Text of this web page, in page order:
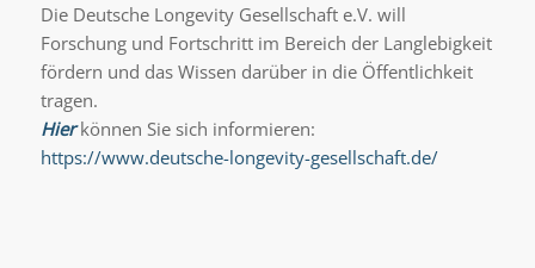
Die Deutsche Longevity Gesellschaft e.V. will
Forschung und Fortschritt im Bereich der Langlebigkeit
fördern und das Wissen darüber in die Öffentlichkeit
tragen.
Hierkönnen Sie sich informieren:
https://www.deutsche-longevity-gesellschaft.de/